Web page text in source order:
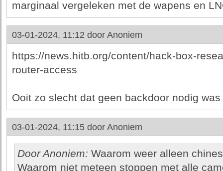
marginaal vergeleken met de wapens en
03-01-2024, 11:12 door Anoniem
https://news.hitb.org/content/hack-box-
router-access
Ooit zo slecht dat geen backdoor nodig was
03-01-2024, 11:15 door Anoniem
Door Anoniem: Waarom weer alleen
Waarom niet meteen stoppen met alle